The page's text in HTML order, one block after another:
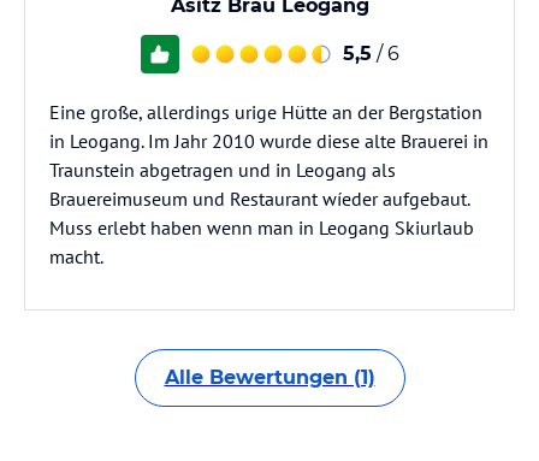
Asitz Bräu Leogang
5,5 / 6
Eine große, allerdings urige Hütte an der Bergstation
in Leogang. Im Jahr 2010 wurde diese alte Brauerei in
Traunstein abgetragen und in Leogang als
Brauereimuseum und Restaurant wíeder aufgebaut.
Muss erlebt haben wenn man in Leogang Skiurlaub
macht.
Alle Bewertungen (1)